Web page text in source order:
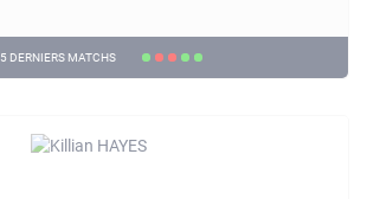
5 DERNIERS MATCHS